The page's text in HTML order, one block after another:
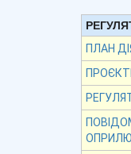
ПЛАН